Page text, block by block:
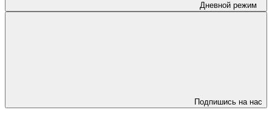
Дневной режим
Подпишись на нас